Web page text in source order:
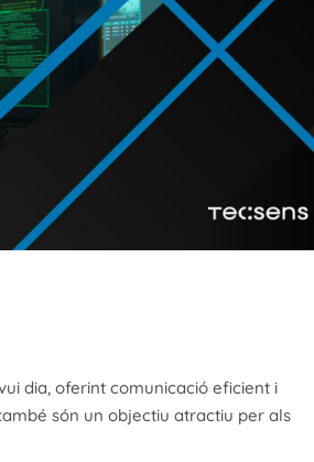
dia, oferint comunicació eficient i
són un objectiu atractiu per als